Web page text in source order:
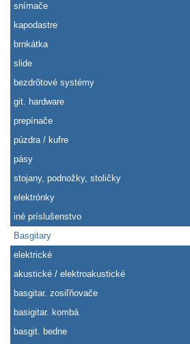
snímače
kapodastre
brnkátka
slide
bezdrôtové systémy
git. hardware
prepínače
púzdra / kufre
pásy
stojany, podnožky, stoličky
elektrónky
iné príslušenstvo
Basgitary
elektrické
akustické / elektroakustické
basgitar. zosiľňovače
basigitar. kombá
basgit. bedne